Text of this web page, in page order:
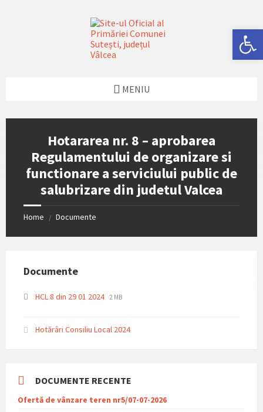
MENIU
Hotararea nr. 8 – aprobarea
Regulamentului de organizare si
functionare a serviciului public de
salubrizare din judetul Valcea
Home / Documente
Documente
HCL 8 din 29 01 2024 File
File
2 MB
Hotărâri Consiliu Local 2024
DOCUMENTE RECENTE
Ofertă de vânzare teren nr5/07-07-2026
Deschide bara de unelte